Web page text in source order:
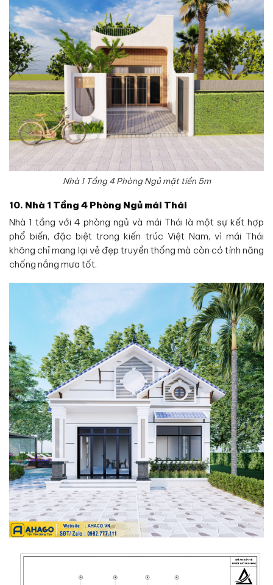
Nhà 1 Tầng 4 Phòng Ngủ mặt tiền 5m
10. Nhà 1 Tầng 4 Phòng Ngủ mái Thái
Nhà 1 tầng với 4 phòng ngủ và mái Thái là một sự kết hợp
phổ biến, đặc biệt trong kiến trúc Việt Nam, vì mái Thái
không chỉ mang lại vẻ đẹp truyền thống mà còn có tính năng
chống nắng mưa tốt.